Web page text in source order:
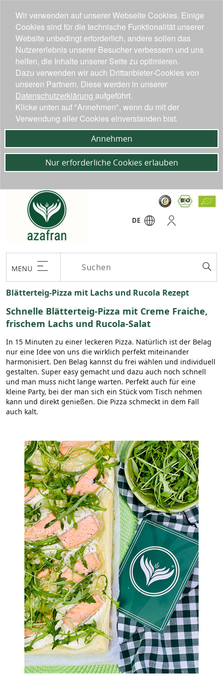
DE
MENU
Blätterteig-Pizza mit Lachs und Rucola Rezept
Schnelle Blätterteig-Pizza mit Creme Fraiche,
frischem Lachs und Rucola-Salat
In 15 Minuten zu einer leckeren Pizza. Natürlich ist der Belag
nur eine Idee von uns die wirklich perfekt miteinander
harmonisiert. Den Belag kannst du frei wählen und individuell
gestalten. Super easy gemacht und dazu auch noch schnell
und man muss nicht lange warten. Perfekt auch für eine
kleine Party, bei der man sich ein Stück vom Tisch nehmen
kann und direkt genießen. Die Pizza schmeckt in dem Fall
auch kalt.
Wir verwenden auf unserer Webseite Cookies. Einige
Cookies sind für die technische Funktionalität unserer
Website unbedingt erforderlich, andere sollen das
Nutzererlebnis unserer Besucher verbessern und uns
helfen, die Inhalte unserer Seite zu optimieren.
Dazu verwenden wir auch Drittanbieter-Cookies von
unseren Partnern. Diese werden in unserer
Datenschutzerklärung aufgeführt.
Klicke unten auf "Annehmen", wenn du mit der
Verwendung aller Cookies einverstanden bist.
Annehmen
Nur erforderliche Cookies erlauben